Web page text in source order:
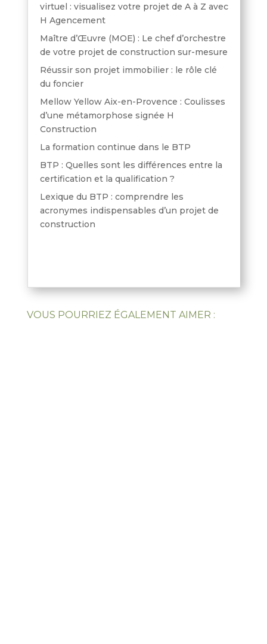
virtuel : visualisez votre projet de A à Z avec
H Agencement
Maître d’Œuvre (MOE) : Le chef d’orchestre
de votre projet de construction sur-mesure
Réussir son projet immobilier : le rôle clé
du foncier
Mellow Yellow Aix-en-Provence : Coulisses
d’une métamorphose signée H
Construction
La formation continue dans le BTP
BTP : Quelles sont les différences entre la
certification et la qualification ?
Lexique du BTP : comprendre les
acronymes indispensables d’un projet de
construction
VOUS POURRIEZ ÉGALEMENT AIMER :